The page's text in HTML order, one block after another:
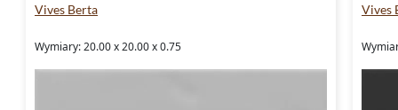
Vives Berta
Wymiary: 20.00 x 20.00 x 0.75
Vives